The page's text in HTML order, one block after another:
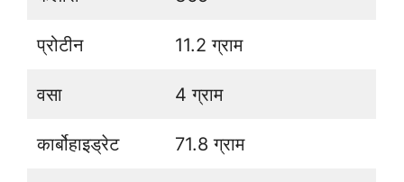
प्रोटीन 11.2 ग्राम
वसा 4 ग्राम
कार्बोहाइड्रेट 71.8 ग्राम